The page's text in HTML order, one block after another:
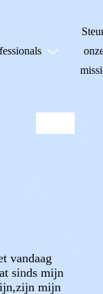
vandaag
sinds mijn
mijn